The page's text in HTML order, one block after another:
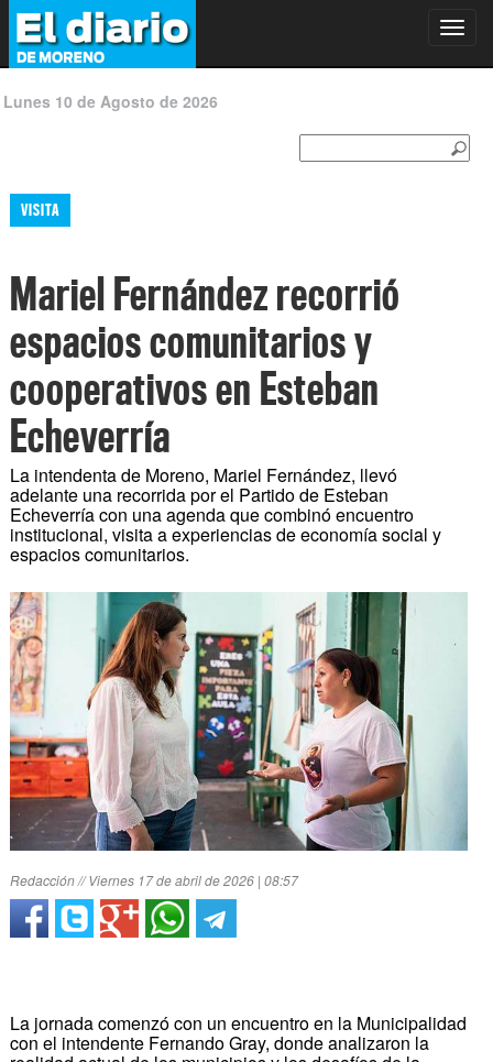
Lunes 10 de Agosto de 2026
VISITA
Mariel Fernández recorrió
espacios comunitarios y
cooperativos en Esteban
Echeverría
La intendenta de Moreno, Mariel Fernández, llevó
adelante una recorrida por el Partido de Esteban
Echeverría con una agenda que combinó encuentro
institucional, visita a experiencias de economía social y
espacios comunitarios.
Redacción // Viernes 17 de abril de 2026 | 08:57
La jornada comenzó con un encuentro en la Municipalidad
con el intendente Fernando Gray, donde analizaron la